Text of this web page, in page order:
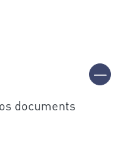
documents